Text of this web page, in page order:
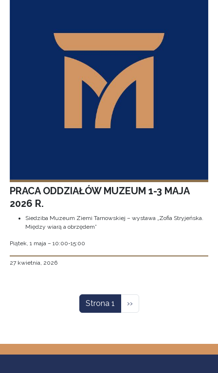
PRACA ODDZIAŁÓW MUZEUM 1-3 MAJA
2026 R.
Siedziba Muzeum Ziemi Tarnowskiej – wystawa „Zofia Stryjeńska.
Między wiarą a obrzędem”
Piątek, 1 maja – 10:00-15:00
27 kwietnia, 2026
Strona 1 Następna strona
››